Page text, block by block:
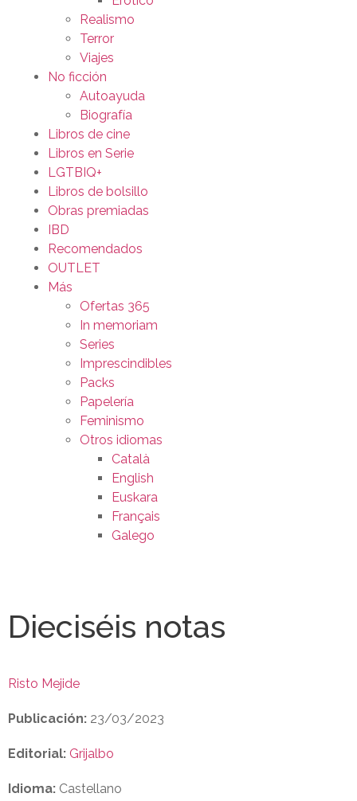
Realismo
Terror
Viajes
No ficción
Autoayuda
Biografía
Libros de cine
Libros en Serie
LGTBIQ+
Libros de bolsillo
Obras premiadas
IBD
Recomendados
OUTLET
Más
Ofertas 365
In memoriam
Series
Imprescindibles
Packs
Papelería
Feminismo
Otros idiomas
Català
English
Euskara
Français
Galego
Dieciséis notas
Risto Mejide
Publicación: 23/03/2023
Editorial: Grijalbo
Idioma: Castellano